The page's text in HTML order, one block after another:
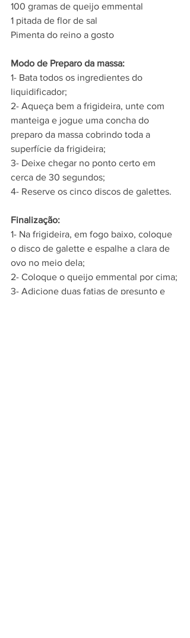
100 gramas de queijo emmental
1 pitada de flor de sal
Pimenta do reino a gosto
Modo de Preparo da massa:
1- Bata todos os ingredientes do
liquidificador;
2- Aqueça bem a frigideira, unte com
manteiga e jogue uma concha do
preparo da massa cobrindo toda a
superfície da frigideira;
3- Deixe chegar no ponto certo em
cerca de 30 segundos;
4- Reserve os cinco discos de galettes.
Finalização:
1- Na frigideira, em fogo baixo, coloque
o disco de galette e espalhe a clara de
ovo no meio dela;
2- Coloque o queijo emmental por cima;
3- Adicione duas fatias de presunto e